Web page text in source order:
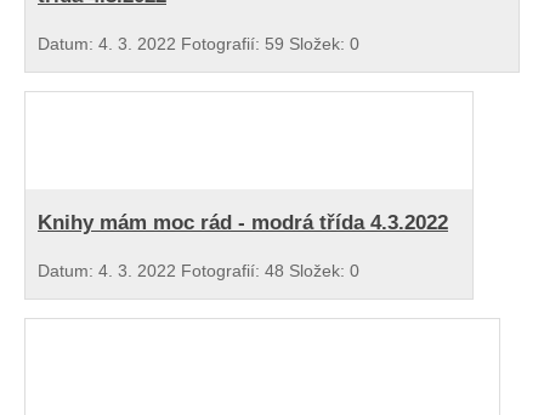
Datum: 4. 3. 2022 Fotografií: 59 Složek: 0
Knihy mám moc rád - modrá třída 4.3.2022
Datum: 4. 3. 2022 Fotografií: 48 Složek: 0